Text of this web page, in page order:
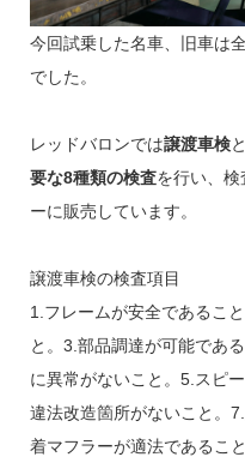
今回試乗した名車、旧車は
でした。
レッドバロンでは譲渡車検
要な8種類の検査を行い、検
ーに販売しています。
譲渡車検の検査項目
1.フレームが安全であるこ
と。3.部品調達が可能であ
に異常がないこと。5.スピ
違法改造箇所がないこと。
着マフラーが適法であること